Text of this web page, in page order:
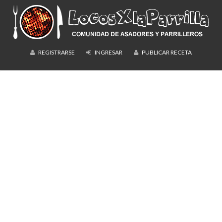
REGISTRARSE INGRESAR PUBLICAR RECETA